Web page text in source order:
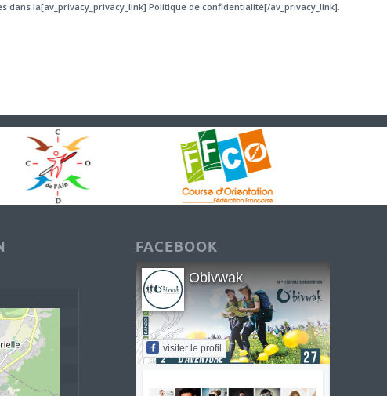
dans la[av_privacy_privacy_link] Politique de confidentialité[/av_privacy_link].
FACEBOOK
Obivwak
visiter le profil